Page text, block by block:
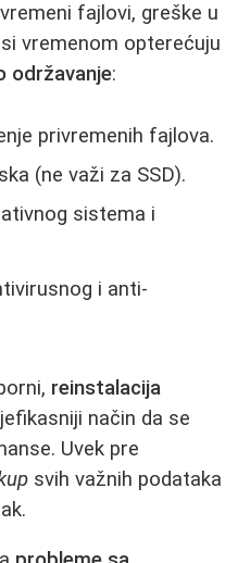
fajlovi, greške u
vremenom opterećuju
održavanje:
privremenih fajlova.
(ne važi za SSD).
sistema i
i anti-
reinstalacija
način da se
Uvek pre
svih važnih podataka